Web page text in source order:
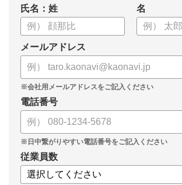
氏名：姓 名
メールアドレス
電話番号
従業員数